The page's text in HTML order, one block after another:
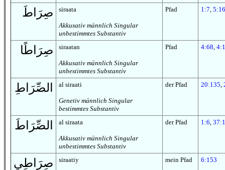
صِرَاطَ siraata
Akkusativ männlich Singular
unbestimmtes Substantiv
Pfad 1:7, 5:16
صِرَاطًا siraatan
Akkusativ männlich Singular
unbestimmtes Substantiv
Pfad 4:68,
الصِّرَاطِ al siraati
Genetiv männlich Singular
bestimmtes Substantiv
der Pfad 20:135,
الصِّرَاطَ al siraata
Akkusativ männlich Singular
unbestimmtes Substantiv
der Pfad 1:6,
صِرَاطِي siraatiy mein Pfad 6:153